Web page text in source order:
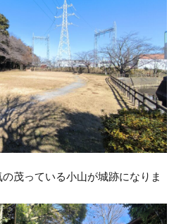
茂っている小山が城跡になりま